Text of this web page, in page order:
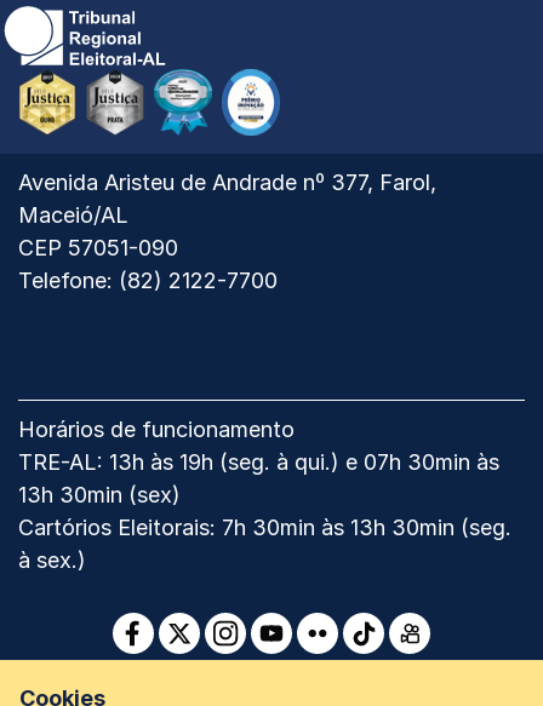
TRE-
AL
Selo
2017
TRE-
AL
Selo
Selo
Diamante
2021
Prêmio
2024
Ver
mapa
do
Tribunal
Avenida Aristeu de Andrade nº 377, Farol,
Maceió/AL
CEP 57051-090
Telefone: (82) 2122-7700
Horários de funcionamento
TRE-AL: 13h às 19h (seg. à qui.) e 07h 30min às
13h 30min (sex)
Cartórios Eleitorais: 7h 30min às 13h 30min (seg.
à sex.)
Facebook
TwitterInstagram
Youtube
FlickrTikTok
Cookies